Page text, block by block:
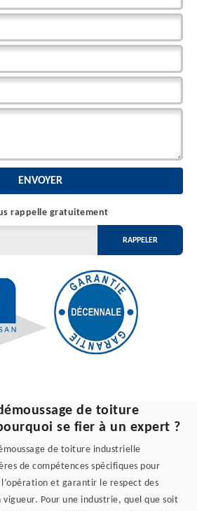
rappelle gratuitement
de toiture
se fier à un expert ?
de toiture industrielle
de compétences spécifiques pour
et garantir le respect des
vigueur. Pour une industrie, quel que soit